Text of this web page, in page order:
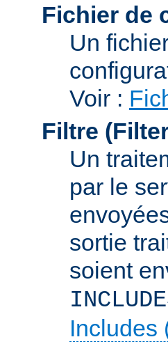
Fichier de
Un
Voir :
Filtre
Un
par le
sortie
soient
Includes